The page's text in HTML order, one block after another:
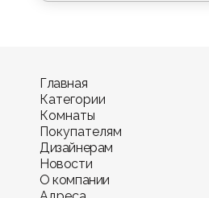
Главная
Категории
Витрины
Диваны
Камины
Комоды и тумбы
Кресла
Комнаты
Гостиная
Детская комната
Кухня
Офис и кабинет
Покупателям
Оплата
Мебель в рассрочку и кредит
Гарантия
Дизайнерам
Новости
О компании